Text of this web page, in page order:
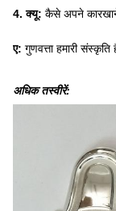
4. क्यू: कैसे अपने
ए: गुणवत्ता हमारी
अधिक तस्वीरें: